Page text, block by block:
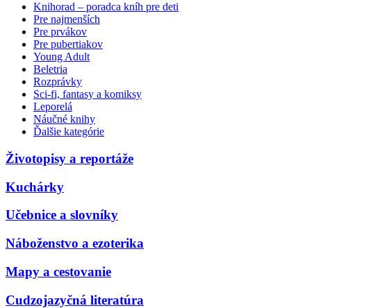
Knihorad – poradca kníh pre deti
Pre najmenších
Pre prvákov
Pre pubertiakov
Young Adult
Beletria
Rozprávky
Sci-fi, fantasy a komiksy
Leporelá
Náučné knihy
Ďalšie kategórie
Životopisy a reportáže
Kuchárky
Učebnice a slovníky
Náboženstvo a ezoterika
Mapy a cestovanie
Cudzojazyčná literatúra